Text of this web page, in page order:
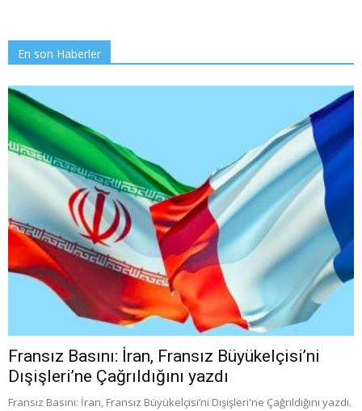
En son Haberler
Fransız Basını: İran, Fransız Büyükelçisi’ni
Dışişleri’ne Çağrıldığını yazdı
Fransız Basını: İran, Fransız Büyükelçisi’ni Dışişleri'ne Çağrıldığını yazdı.